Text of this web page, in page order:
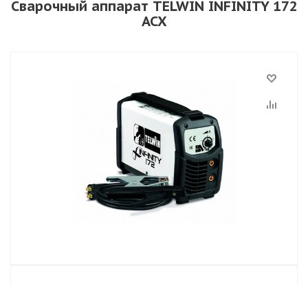
Сварочный аппарат TELWIN INFINITY 172
ACX